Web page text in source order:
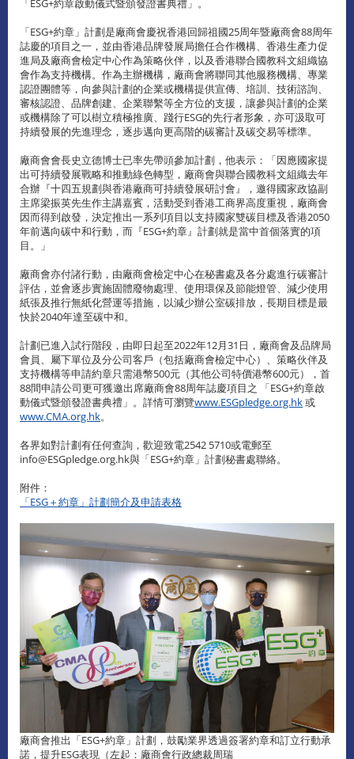
「ESG+約章啟動儀式暨頒發證書典禮」。
「ESG+約章」計劃是廠商會慶祝香港回歸祖國25周年暨廠商會88周年
誌慶的項目之一，並由香港品牌發展局擔任合作機構、香港生產力促
進局及廠商會檢定中心作為策略伙伴，以及香港聯合國教科文組織協
會作為支持機構。作為主辦機構，廠商會將聯同其他服務機構、專業
認證團體等，向參與計劃的企業或機構提供宣傳、培訓、技術諮詢、
審核認證、品牌創建、企業聯繫等全方位的支援，讓參與計劃的企業
或機構除了可以樹立積極推廣、踐行ESG的先行者形象，亦可汲取可
持續發展的先進理念，逐步邁向更高階的碳審計及碳交易等標準。
廠商會會長史立德博士已率先帶頭參加計劃，他表示：「因應國家提
出可持續發展戰略和推動綠色轉型，廠商會與聯合國教科文組織去年
合辦『十四五規劃與香港廠商可持續發展研討會』，邀得國家政協副
主席梁振英先生作主講嘉賓，活動受到香港工商界高度重視，廠商會
因而得到啟發，決定推出一系列項目以支持國家雙碳目標及香港2050
年前邁向碳中和行動，而『ESG+約章』計劃就是當中首個落實的項
目。」
廠商會亦付諸行動，由廠商會檢定中心在秘書處及各分處進行碳審計
評估，並會逐步實施固體廢物處理、使用環保及節能燈管、減少使用
紙張及推行無紙化營運等措施，以減少辦公室碳排放，長期目標是最
快於2040年達至碳中和。
計劃已進入試行階段，由即日起至2022年12月31日，廠商會及品牌局
會員、屬下單位及分公司客戶（包括廠商會檢定中心）、策略伙伴及
支持機構等申請約章只需港幣500元（其他公司特價港幣600元），首
88間申請公司更可獲邀出席廠商會88周年誌慶項目之 「ESG+約章啟
動儀式暨頒發證書典禮」。詳情可瀏覽www.ESGpledge.org.hk或
www.CMA.org.hk。
各界如對計劃有任何查詢，歡迎致電2542 5710或電郵至
info@ESGpledge.org.hk與「ESG+約章」計劃秘書處聯絡。
附件：
「ESG＋約章」計劃簡介及申請表格
廠商會推出「ESG+約章」計劃，鼓勵業界透過簽署約章和訂立行動承
諾，提升ESG表現（左起：廠商會行政總裁周瑞